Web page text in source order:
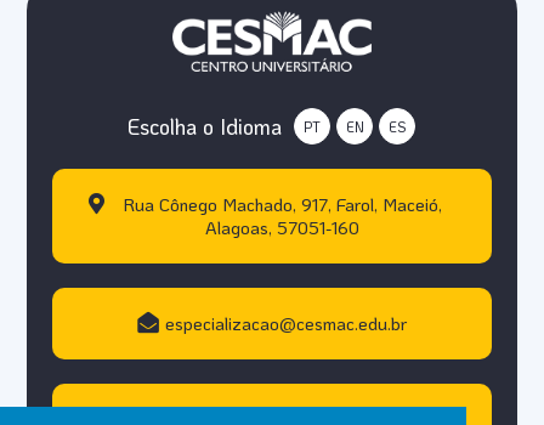
Escolha o Idioma PT EN ES
Rua Cônego Machado, 917, Farol, Maceió,
Alagoas, 57051-160
especializacao@cesmac.edu.br